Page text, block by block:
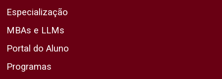
Especialização
MBAs e LLMs
Portal do Aluno
Programas